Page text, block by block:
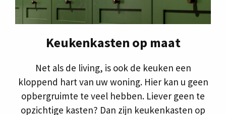
Keukenkasten op maat
Net als de living, is ook de keuken een
kloppend hart van uw woning. Hier kan u geen
opbergruimte te veel hebben. Liever geen te
opzichtige kasten? Dan zijn keukenkasten op